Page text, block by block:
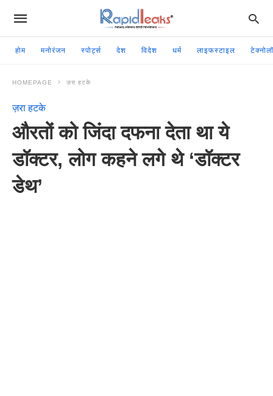
होम मनोरंजन स्पोर्ट्स देश विदेश धर्म लाइफस्टाइल
HOMEPAGE ज़रा हटके
ज़रा हटके
औरतों को जिंदा दफना देता था ये
डॉक्टर, लोग कहने लगे थे ‘डॉक्टर
डेथ’